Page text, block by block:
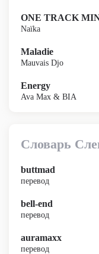
ONE TRACK
Naïka
Maladie
Mauvais Djo
Energy
Ava Max & BIA
Словарь
buttmad
перевод
bell-end
перевод
auramaxx
перевод